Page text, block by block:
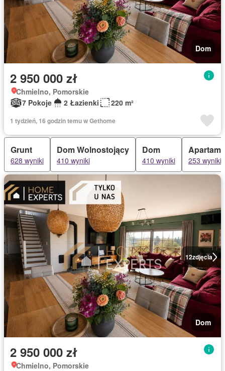
Dom
2 950 000 zł
Chmielno, Pomorskie
7 Pokoje
2 Łazienki 220 m²
1 tydzień, 16 godzin temu w Gethome
Grunt
628 wyniki
Dom Wolnostojący
410 wyniki
Dom
410 wyniki 253 wyniki
12zdjęcia
Dom
2 950 000 zł
Chmielno, Pomorskie